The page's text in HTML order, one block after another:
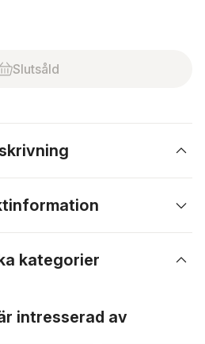
röster:
Slutsåld
kategorier
intresserad av